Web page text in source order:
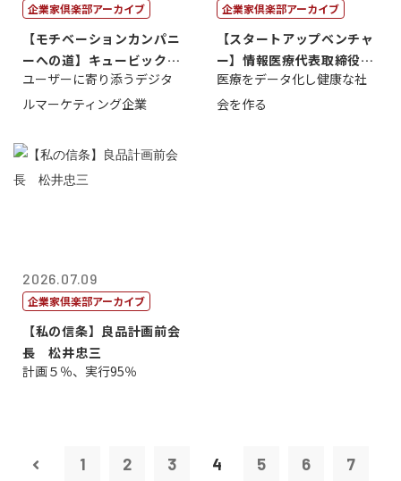
企業家倶楽部アーカイブ
【モチベーションカンパニ
ーへの道】キュービック代
表取締役CE...
ユーザーに寄り添うデジタ
ルマーケティング企業
企業家倶楽部アーカイブ
【スタートアップベンチャ
ー】情報医療代表取締役
原 聖吾
医療をデータ化し健康な社
会を作る
2026.07.09
企業家倶楽部アーカイブ
【私の信条】良品計画前会
長 松井忠三
計画５％、実行95％
1 2 3 4 5 6 7